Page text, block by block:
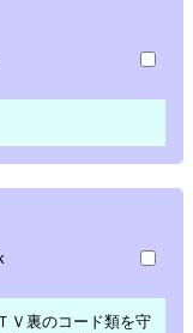
ＴＶ裏のコード類を守